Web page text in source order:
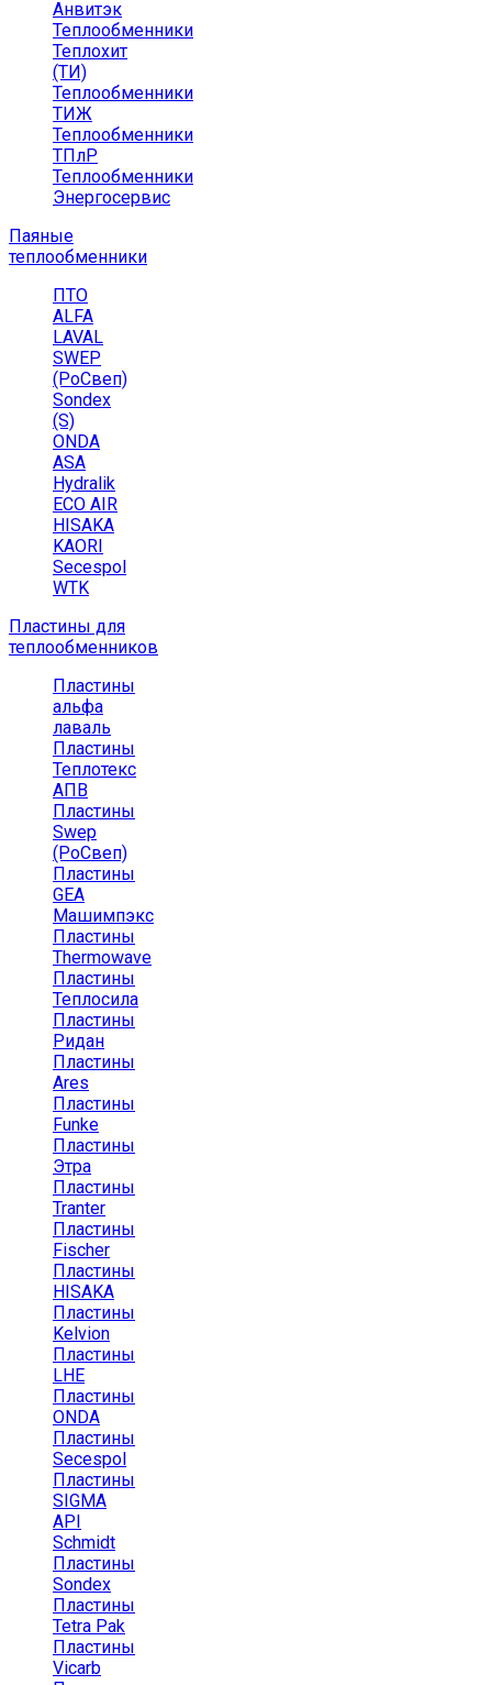
Анвитэк
Теплообменники
Теплохит
(ТИ)
Теплообменники
ТИЖ
Теплообменники
ТПлР
Теплообменники
Энергосервис
Паяные
теплообменники
ПТО
ALFA
LAVAL
SWEP
(РоСвеп)
Sondex
(S)
ONDA
ASA
Hydralik
ECO AIR
HISAKA
KAORI
Secespol
WTK
Пластины для
теплообменников
Пластины
альфа
лаваль
Пластины
Теплотекс
АПВ
Пластины
Swep
(РоСвеп)
Пластины
GEA
Машимпэкс
Пластины
Thermowave
Пластины
Теплосила
Пластины
Ридан
Пластины
Ares
Пластины
Funke
Пластины
Этра
Пластины
Tranter
Пластины
Fischer
Пластины
HISAKA
Пластины
Kelvion
Пластины
LHE
Пластины
ONDA
Пластины
Secespol
Пластины
SIGMA
API
Schmidt
Пластины
Sondex
Пластины
Tetra Pak
Пластины
Vicarb